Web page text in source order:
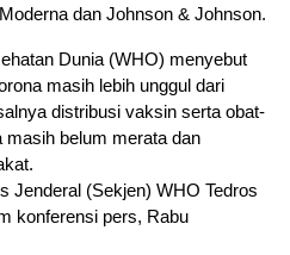
dan Johnson & Johnson.
Dunia (WHO) menyebut
masih lebih unggul dari
distribusi vaksin serta obat-
masih belum merata dan
Jenderal (Sekjen) WHO Tedros
konferensi pers, Rabu